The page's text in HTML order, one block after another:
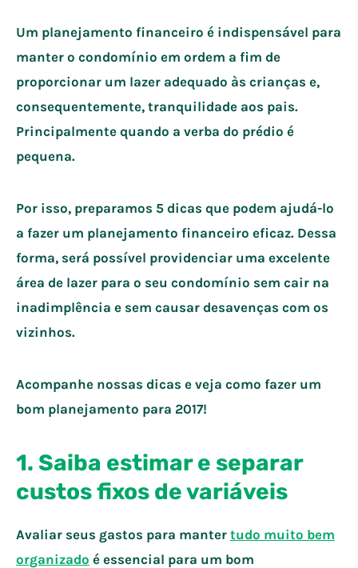
Um planejamento financeiro é indispensável para
manter o condomínio em ordem a fim de
proporcionar um lazer adequado às crianças e,
consequentemente, tranquilidade aos pais.
Principalmente quando a verba do prédio é
pequena.
Por isso, preparamos 5 dicas que podem ajudá-lo
a fazer um planejamento financeiro eficaz. Dessa
forma, será possível providenciar uma excelente
área de lazer para o seu condomínio sem cair na
inadimplência e sem causar desavenças com os
vizinhos.
Acompanhe nossas dicas e veja como fazer um
bom planejamento para 2017!
1. Saiba estimar e separar
custos fixos de variáveis
Avaliar seus gastos para manter tudo muito bem
organizado é essencial para um bom